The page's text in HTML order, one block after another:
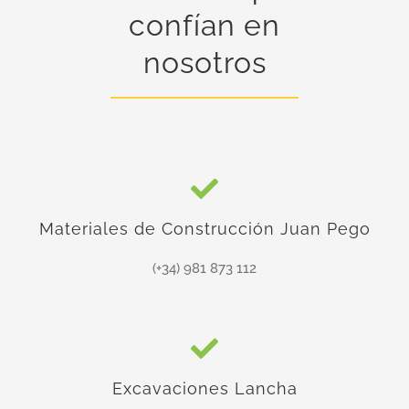
confían en
nosotros
Materiales de Construcción Juan Pego
(+34) 981 873 112
Excavaciones Lancha